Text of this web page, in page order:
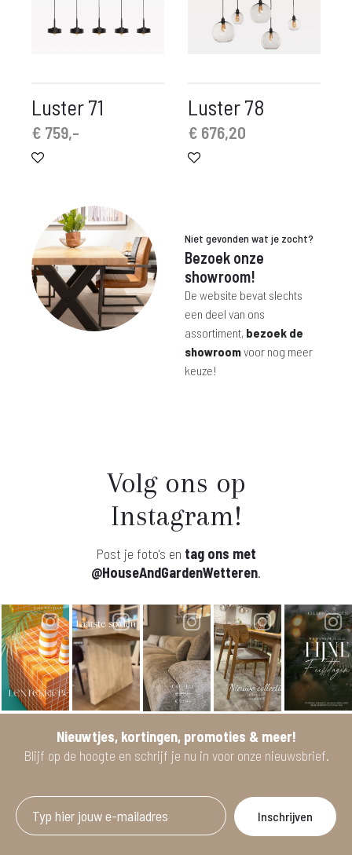
Luster 71
€ 759,-
Luster 78
€ 676,20
Niet gevonden wat je zocht?
Bezoek onze
showroom!
De website bevat slechts
een deel van ons
assortiment, bezoek de
showroomvoor nog meer
keuze!
Volg ons op
Instagram!
Post je foto's en tag ons met
@HouseAndGardenWetteren.
Nieuwtjes, kortingen, promoties & meer!
Blijf op de hoogte en schrijf je nu in voor onze nieuwsbrief.